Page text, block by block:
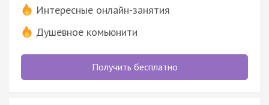
Интересные онлайн-занятия
Душевное комьюнити
Получить бесплатно